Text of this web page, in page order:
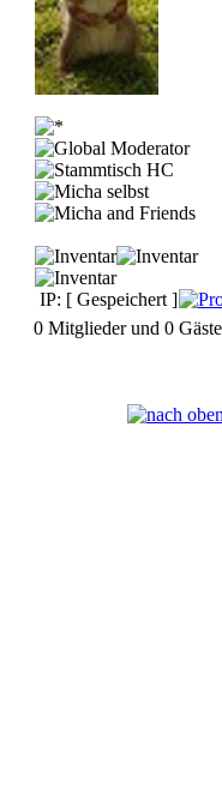
IP: [ Gespeichert ]
0 Mitglieder und 0